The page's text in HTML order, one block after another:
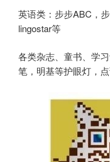
英语类：步步ABC，
lingostar等
各类杂志、童书、学
笔，明基等护眼灯，